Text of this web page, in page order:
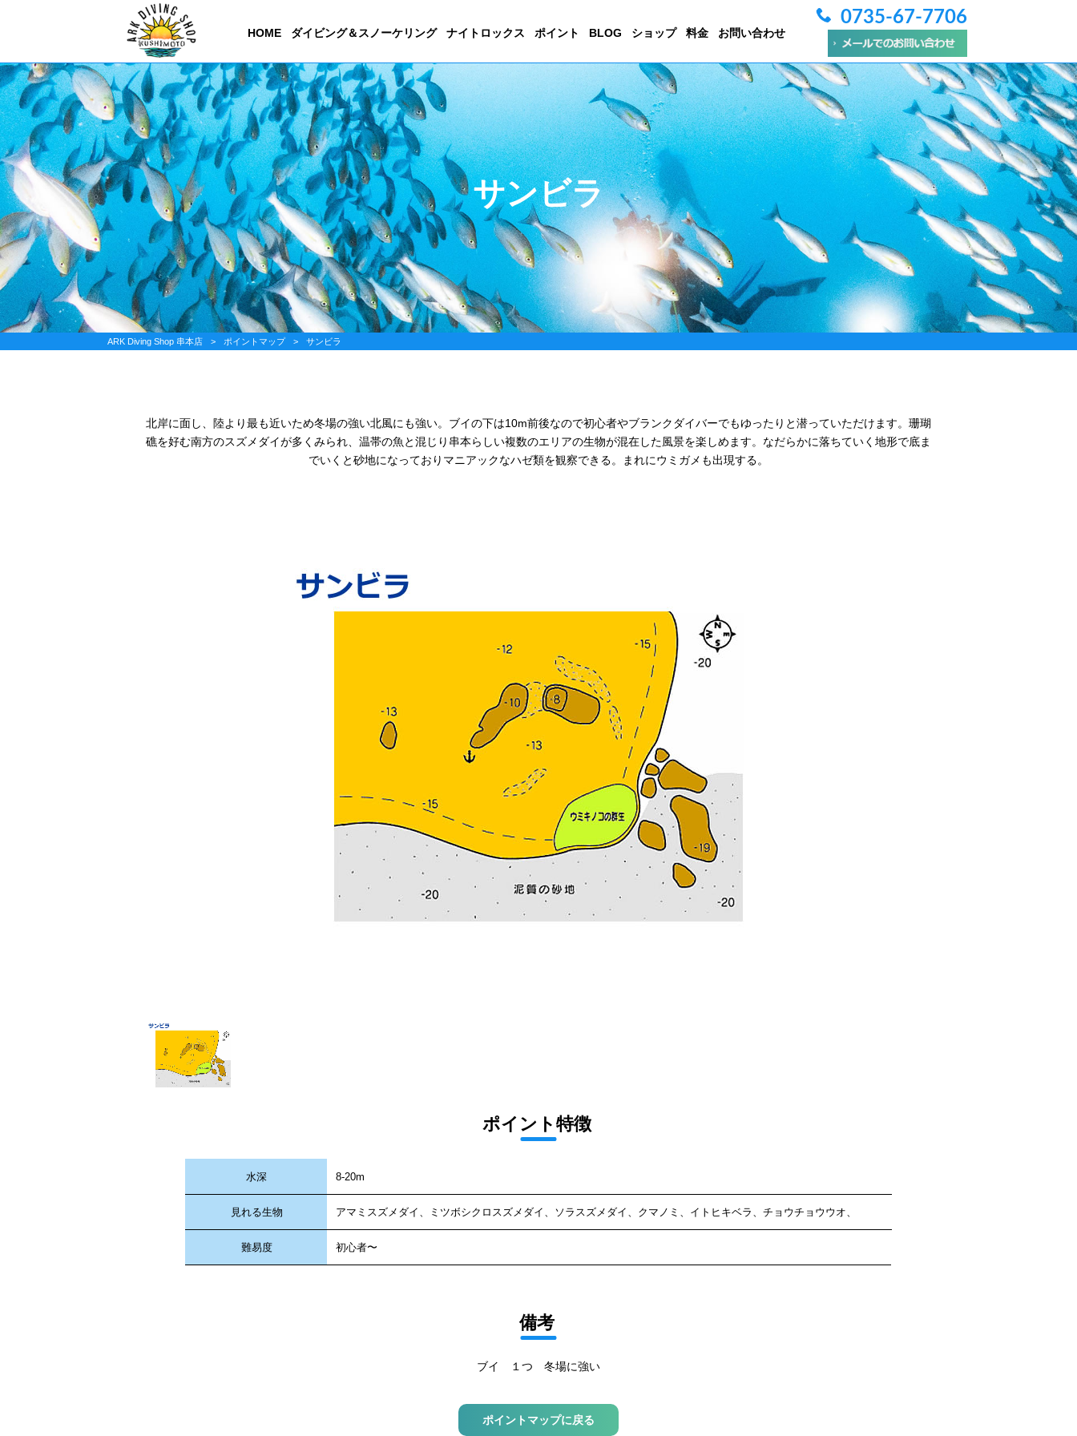
HOME ダイビング＆スノーケリング ナイトロックス ポイント BLOG ショップ 料金 お問い合わせ
0735-67-7706
サンビラ
ARK Diving Shop 串本店 > ポイントマップ > サンビラ
北岸に面し、陸より最も近いため冬場の強い北風にも強い。ブイの下は10m前後なので初心者やブランクダイバーでもゆったりと潜っていただけます。珊瑚
礁を好む南方のスズメダイが多くみられ、温帯の魚と混じり串本らしい複数のエリアの生物が混在した風景を楽しめます。なだらかに落ちていく地形で底ま
でいくと砂地になっておりマニアックなハゼ類を観察できる。まれにウミガメも出現する。
ポイント特徴
水深 8-20m
見れる生物 アマミスズメダイ、ミツボシクロスズメダイ、ソラスズメダイ、クマノミ、イトヒキベラ、チョウチョウウオ、
難易度 初心者〜
備考
ブイ １つ 冬場に強い
ポイントマップに戻る